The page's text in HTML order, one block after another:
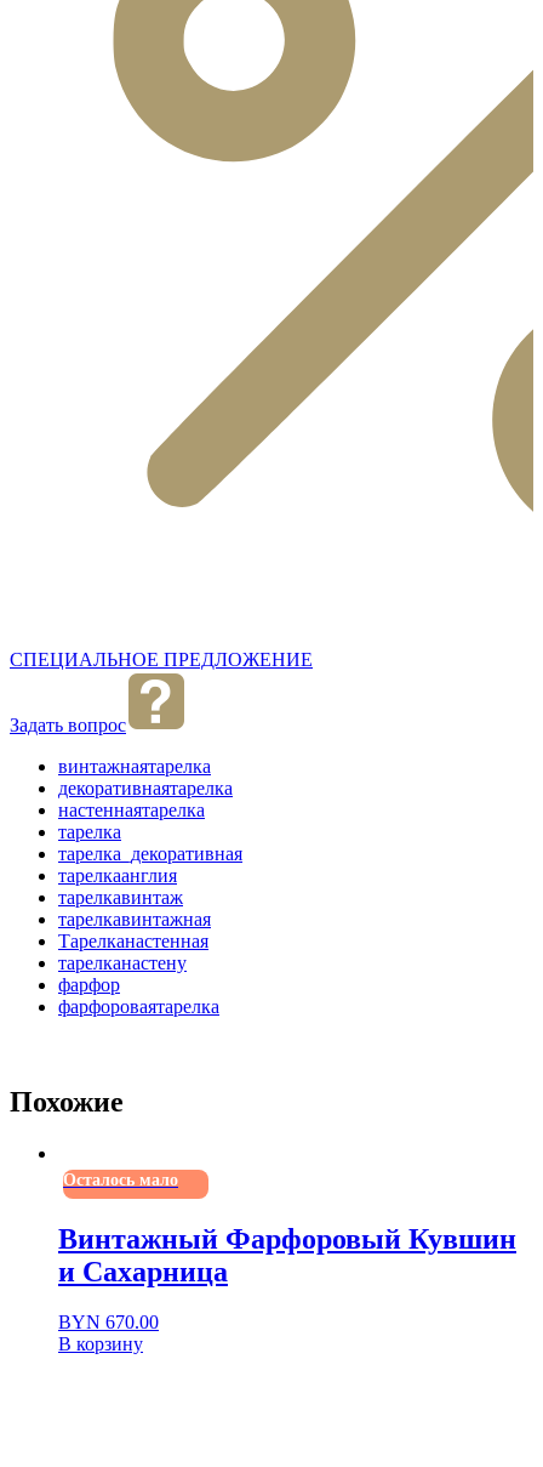
СПЕЦИАЛЬНОЕ ПРЕДЛОЖЕНИЕ
Задать вопрос
винтажнаятарелка
декоративнаятарелка
настеннаятарелка
тарелка
тарелка_декоративная
тарелкаанглия
тарелкавинтаж
тарелкавинтажная
Тарелканастенная
тарелканастену
фарфор
фарфороваятарелка
Похожие
Осталось мало
Винтажный Фарфоровый Кувшин
и Сахарница
BYN 670.00
В корзину